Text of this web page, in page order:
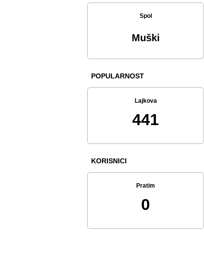
Spol
Muški
POPULARNOST
Lajkova
441
KORISNICI
Pratim
0